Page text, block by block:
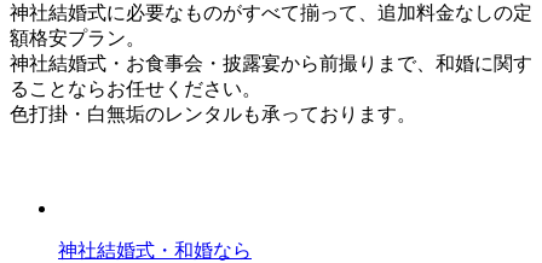
神社結婚式に必要なものがすべて揃って、追加料金なしの定
額格安プラン。
神社結婚式・お食事会・披露宴から前撮りまで、和婚に関す
ることならお任せください。
色打掛・白無垢のレンタルも承っております。
神社結婚式・和婚なら